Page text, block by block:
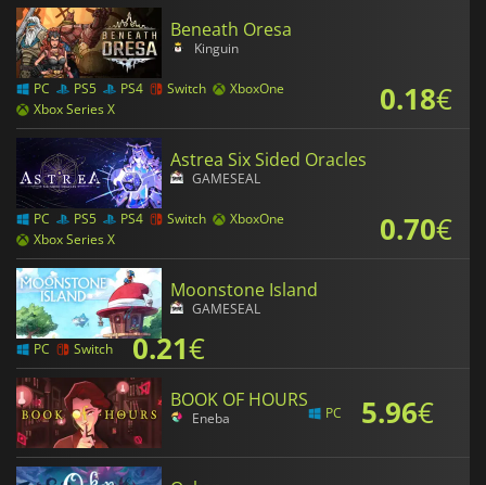
Beneath Oresa
Kinguin
PC PS5 PS4 Switch
XboxOne
Xbox Series X
0.18€
Astrea Six Sided Oracles
GAMESEAL
PC PS5 PS4 Switch
XboxOne
Xbox Series X
0.70€
Moonstone Island
GAMESEAL
PC Switch 0.21€
BOOK OF HOURS
Eneba PC 5.96€